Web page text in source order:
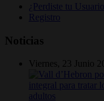
¿Perdiste tu
Registro
Noticias
Viernes, 23 Junio